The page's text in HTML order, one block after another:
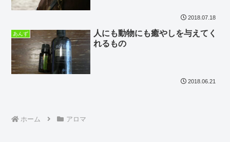
2018.07.18
あんず
人にも動物にも癒やしを与えてく
れるもの
2018.06.21
ホーム アロマ